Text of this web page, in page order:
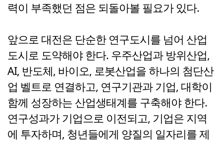
력이 부족했던 점은 되돌아볼 필요가 있다.
앞으로 대전은 단순한 연구도시를 넘어 산업
도시로 도약해야 한다. 우주산업과 방위산업,
AI, 반도체, 바이오, 로봇산업을 하나의 첨단산
업 벨트로 연결하고, 연구기관과 기업, 대학이
함께 성장하는 산업생태계를 구축해야 한다.
연구성과가 기업으로 이전되고, 기업은 지역
에 투자하며, 청년들에게 양질의 일자리를 제